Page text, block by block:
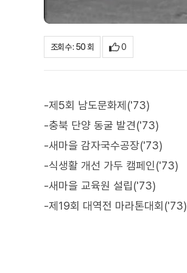
조회수 : 50 회 0
-제5회 남도문화제('73)
-충북 단양 동굴 발견('73)
-새마을 감자국수공장('73)
-식생활 개선 가두 캠페인('73)
-새마을 교육원 설립('73)
-제19회 대역전 마라톤대회('73)